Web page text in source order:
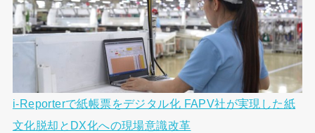
i-Reporterで紙帳票をデジタル化 FAPV社が実現した紙
文化脱却とDX化への現場意識改革